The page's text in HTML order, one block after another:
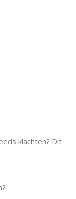
klachten? Dit